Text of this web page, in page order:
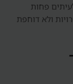
פחות
ולא דוחפת